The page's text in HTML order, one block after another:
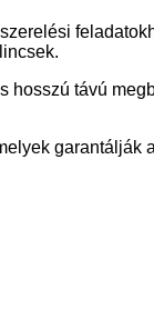
távú
garantálják